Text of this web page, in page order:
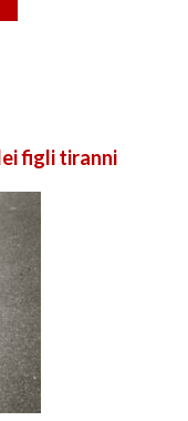
figli tiranni